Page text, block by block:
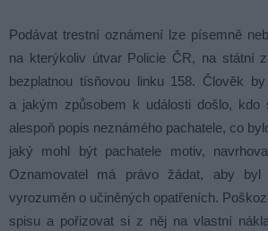
Podávat trestní oznámení lze písemně
na kterýkoliv útvar Policie ČR, na státní
bezplatnou tísňovou linku 158. Člověk
a jakým způsobem k události došlo, kdo
alespoň popis neznámého pachatele, co
jaký mohl být pachatele motiv,
Oznamovatel má právo žádat, aby byl
vyrozuměn o učiněných opatřeních.
spisu a pořizovat si z něj na vlastní